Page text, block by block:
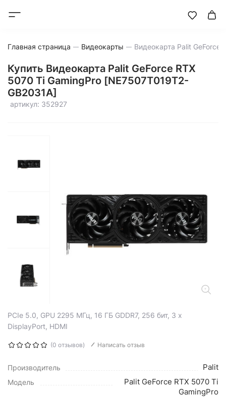
Главная страница Видеокарты
Купить Видеокарта Palit GeForce RTX
5070 Ti GamingPro [NE7507T019T2-
GB2031A]
артикул: 352927
PCIe 5.0, GPU 2295 МГц, 16 ГБ GDDR7, 256 бит, 3 x
DisplayPort, HDMI
(0 отзывов) Написать отзыв
Производитель Palit
Модель
Palit GeForce RTX 5070 Ti
GamingPro